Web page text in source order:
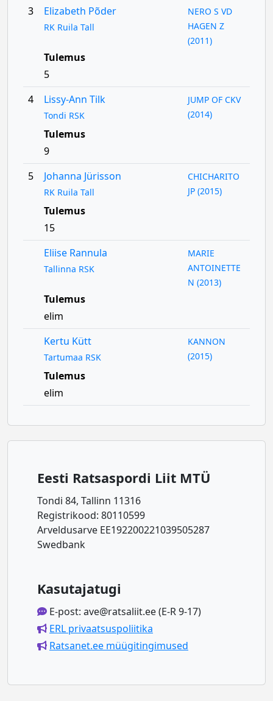
3
Elizabeth Põder
RK Ruila Tall
NERO S VD
HAGEN Z
(2011)
Tulemus
5
4
Lissy-Ann Tilk
Tondi RSK
JUMP OF CKV
(2014)
Tulemus
9
5
Johanna Jürisson
RK Ruila Tall
CHICHARITO
JP (2015)
Tulemus
15
Eliise Rannula
Tallinna RSK
MARIE
ANTOINETTE
N (2013)
Tulemus
elim
Kertu Kütt
Tartumaa RSK
KANNON
(2015)
Tulemus
elim
Eesti Ratsaspordi Liit MTÜ
Tondi 84, Tallinn 11316
Registrikood: 80110599
Arveldusarve EE192200221039505287
Swedbank
Kasutajatugi
E-post: ave@ratsaliit.ee (E-R 9-17)
ERL privaatsuspoliitika
Ratsanet.ee müügitingimused